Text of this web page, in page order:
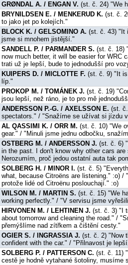
GRØNDAL A. / ENGAN V. (st. č. 24) "We
BRYNILDSEN E. / MENKERUD K. (st. č.
to jako jet po kolejích."
BLOCK K. / GELSOMINO A. (st. č. 43) "It
jsme si mnohem jistější."
SANDELL P. / PARMANDER S. (st. č. 18)
now much better, it will be easier for WRC
trati už je lepší, bude to jednodušší pro
KUIPERS D. / MICLOTTE F. (st. č. 9) "It
líp."
PROKOP M. / TOMÁNEK J. (st. č. 19)
jsou lepší, než ráno, je to pro mě
ANDERSSON P.-G. / AXELSSON E. (st.
spectators." / "Snažíme se užívat si jízdu
AL QASSIMI K. / ORR M. (st. č. 10) "We
gear." / "Minuli jsme jednu odbočku,
OSTBERG M. / ANDERSSON J. (st. č. 6)
in the past. I don't know why other cars
Nerozumím, proč jedou ostatní auta tak
SOLBERG H. / MINOR I. (st. č. 5)
what, because Citroëns are listening." :o)
protože lidé od Citroënu poslouchají." :o)
WILSON M. / MARTIN S. (st. č. 15) "We
working perfectly." / "V servisu jsme
HIRVONEN M. / LEHTINEN J. (st. č. 3) "I
about tomorrow and cleaning the road." /
přemýšlíme nad zítřkem a čištění cesty."
OGIER S. / INGRASSIA J. (st. č. 2) "Now
confident with the car." / "Přilnavost je
SOLBERG P. / PATTERSON C. (st. č. 11)
cestě je hodně vytahané šotoliny, musíme